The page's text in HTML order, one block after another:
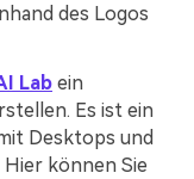
des Logos
Lab ein
Es ist ein
Desktops und
können Sie